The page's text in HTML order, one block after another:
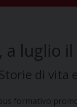
a luglio
di
formativo